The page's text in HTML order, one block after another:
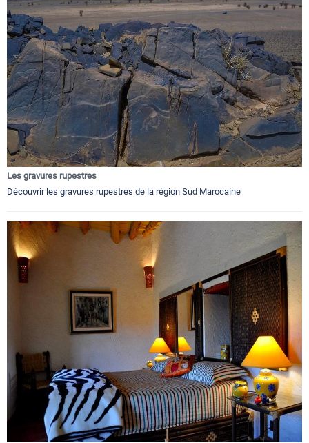
Les gravures rupestres
Découvrir les gravures rupestres de la région Sud Marocaine